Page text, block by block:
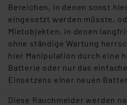
Bereichen, in denen sonst
eingesetzt werden müsste,
Mietobjekten, in denen
ohne ständige Wartung
hier Manipulation durch eine
Batterie oder nur das
Einsetzens einer neuen
Diese Rauchmelder werden